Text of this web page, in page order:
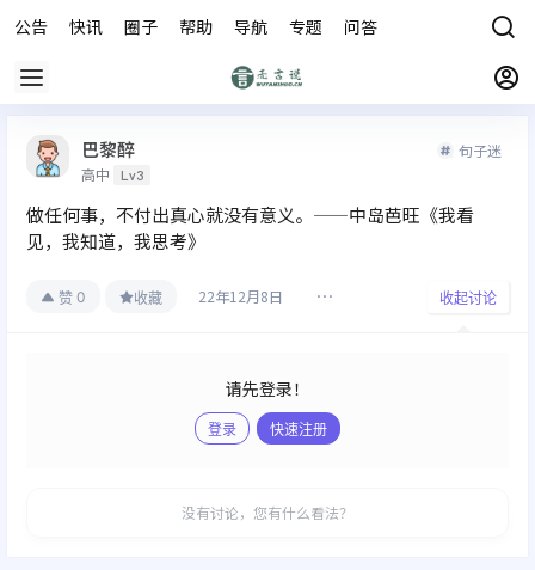
公告 快讯 圈子 帮助 导航 专题 问答
巴黎醉
高中 Lv3
句子迷
做任何事，不付出真心就没有意义。——中岛芭旺《我看
见，我知道，我思考》
赞 0 收藏 22年12月8日 收起讨论
请先登录！
登录 快速注册
没有讨论，您有什么看法？